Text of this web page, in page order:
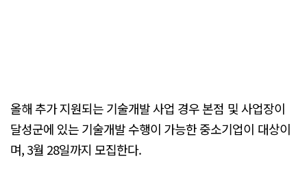
올해 추가 지원되는 기술개발 사업 경우 본점 및 사업장이
달성군에 있는 기술개발 수행이 가능한 중소기업이 대상이
며, 3월 28일까지 모집한다.